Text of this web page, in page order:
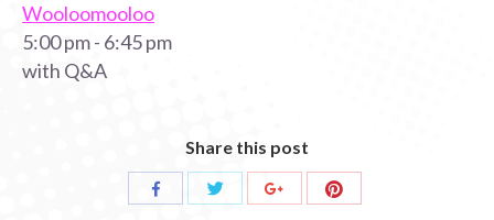
Wooloomooloo
5:00 pm- 6:45 pm
with Q&A
Share this post
Share
Share